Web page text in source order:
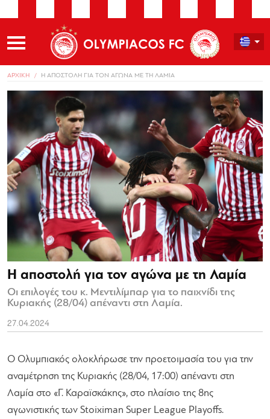
ΑΡΧΙΚΗ Η ΑΠΟΣΤΟΛΗ ΓΙΑ ΤΟΝ ΑΓΩΝΑ ΜΕ ΤΗ ΛΑΜΙΑ
Η αποστολή για τον αγώνα με τη Λαμία
Οι επιλογές του κ. Μεντιλίμπαρ για το παιχνίδι της
Κυριακής (28/04) απέναντι στη Λαμία.
27.04.2024
Ο Ολυμπιακός ολοκλήρωσε την προετοιμασία του για την
αναμέτρηση της Κυριακής (28/04, 17:00) απέναντι στη
Λαμία στο «Γ. Καραϊσκάκης», στο πλαίσιο της 8ης
αγωνιστικής των Stoiximan Super League Playoffs.